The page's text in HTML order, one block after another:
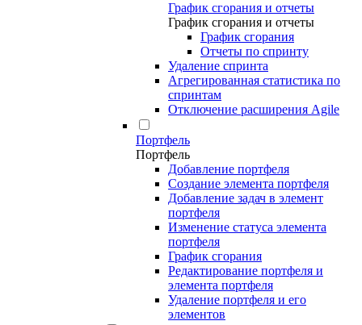
График сгорания и отчеты
График сгорания и отчеты
График сгорания
Отчеты по спринту
Удаление спринта
Агрегированная статистика по
спринтам
Отключение расширения Agile
Портфель
Портфель
Добавление портфеля
Создание элемента портфеля
Добавление задач в элемент
портфеля
Изменение статуса элемента
портфеля
График сгорания
Редактирование портфеля и
элемента портфеля
Удаление портфеля и его
элементов